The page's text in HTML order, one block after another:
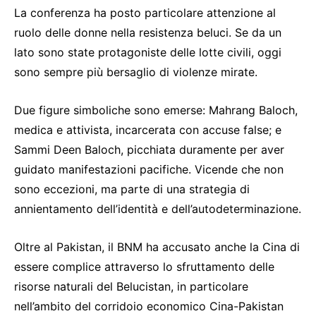
La conferenza ha posto particolare attenzione al
ruolo delle donne nella resistenza beluci. Se da un
lato sono state protagoniste delle lotte civili, oggi
sono sempre più bersaglio di violenze mirate.
Due figure simboliche sono emerse: Mahrang Baloch,
medica e attivista, incarcerata con accuse false; e
Sammi Deen Baloch, picchiata duramente per aver
guidato manifestazioni pacifiche. Vicende che non
sono eccezioni, ma parte di una strategia di
annientamento dell’identità e dell’autodeterminazione.
Oltre al Pakistan, il BNM ha accusato anche la Cina di
essere complice attraverso lo sfruttamento delle
risorse naturali del Belucistan, in particolare
nell’ambito del corridoio economico Cina-Pakistan